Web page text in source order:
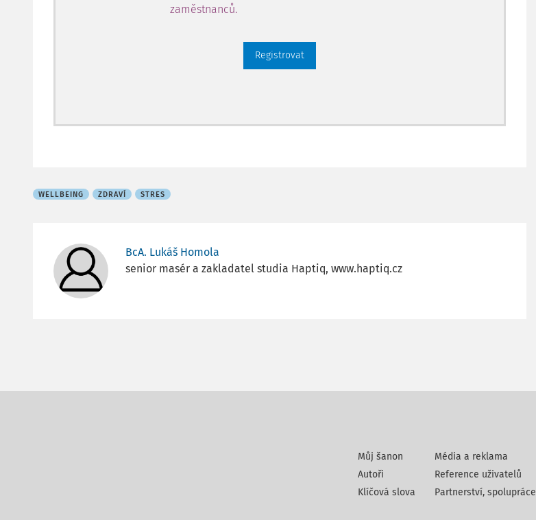
zaměstnanců.
Registrovat
WELLBEING ZDRAVÍ STRES
BcA. Lukáš Homola
senior masér a zakladatel studia Haptiq, www.haptiq.cz
Můj šanon
Autoři
Klíčová slova
Média a reklama
Reference uživatelů
Partnerství, spolupráce